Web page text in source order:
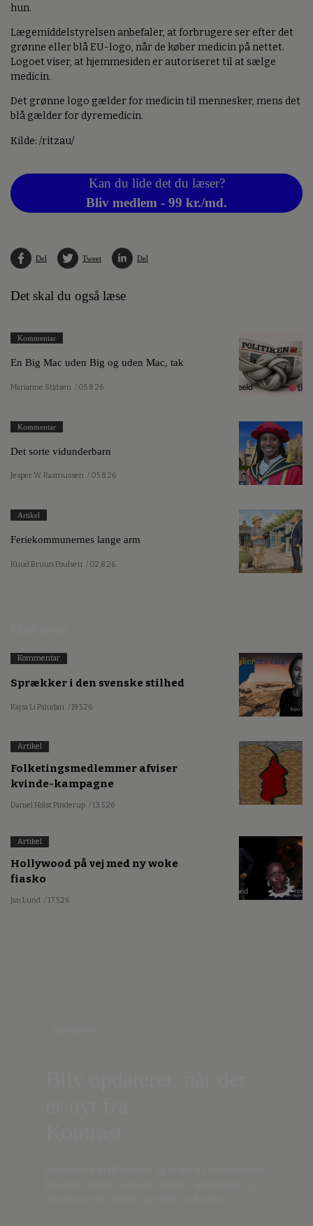
hun.
Lægemiddelstyrelsen anbefaler, at forbrugere ser efter det
grønne eller blå EU-logo, når de køber medicin på nettet.
Logoet viser, at hjemmesiden er autoriseret til at sælge
medicin.
Det grønne logo gælder for medicin til mennesker, mens det
blå gælder for dyremedicin.
Kilde: /ritzau/
Kan du lide det du læser?
Bliv medlem - 99 kr./md.
Del Tweet Del
Det skal du også læse
Kommentar
En Big Mac uden Big og uden Mac, tak
Marianne Stidsen / 05.8.26
Kommentar
Det sorte vidunderbarn
Jesper W. Rasmussen / 05.8.26
Artikel
Feriekommunernes lange arm
Knud Bruun Poulsen / 02.8.26
Kommentar
Sprækker i den svenske stilhed
Kajsa Li Paludan / 19.5.26
Artikel
Folketingsmedlemmer afviser
kvinde-kampagne
Daniel Holst Pinderup / 13.5.26
Artikel
Hollywood på vej med ny woke
fiasko
Jan Lund / 17.5.26